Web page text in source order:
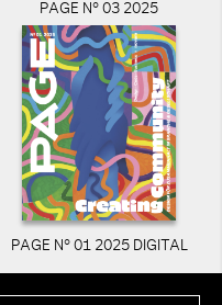
PAGE N° 03 2025
PAGE N° 01 2025 DIGITAL